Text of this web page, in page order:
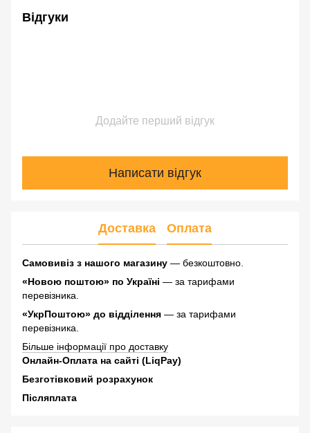
Відгуки
Додайте перший відгук
Написати відгук
Доставка Оплата
Самовивіз з нашого магазину — безкоштовно.
«Новою поштою» по Україні — за тарифами
перевізника.
«УкрПоштою» до відділення — за тарифами
перевізника.
Більше інформації про доставку
Онлайн-Оплата на сайті (LiqPay)
Безготівковий розрахунок
Післяплата